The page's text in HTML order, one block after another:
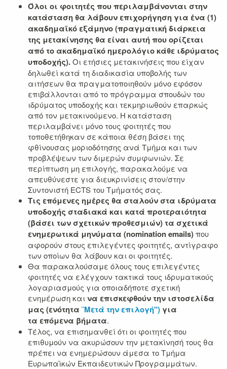
Όλοι οι φοιτητές που περιλαμβάνονται στην
κατάσταση θα λάβουν επιχορήγηση για ένα (1)
ακαδημαϊκό εξάμηνο (πραγματική διάρκεια
της μετακίνησης θα είναι αυτή που ορίζεται
από το ακαδημαϊκό ημερολόγιο κάθε ιδρύματος
υποδοχής).Οι ετήσιες μετακινήσεις που είχαν
δηλωθεί κατά τη διαδικασία υποβολής των
αιτήσεων θα πραγματοποιηθούν μόνο εφόσον
επιβάλλονται από το πρόγραμμα σπουδών του
ιδρύματος υποδοχής και τεκμηριωθούν επαρκώς
από τον μετακινούμενο. Η κατάσταση
περιλαμβάνει μόνο τους φοιτητές που
τοποθετήθηκαν σε κάποια θέση βάσει της
φθίνουσας μοριοδότησης ανά Τμήμα και των
προβλέψεων των διμερών συμφωνιών. Σε
περίπτωση μη επιλογής, παρακαλούμε να
απευθύνεστε για διευκρινίσεις στον/στην
Συντονιστή ECTS του Τμήματός σας.
Τις επόμενες ημέρες θα σταλούν στα ιδρύματα
υποδοχής σταδιακά και κατά προτεραιότητα
(βάσει των σχετικών προθεσμιών) τα σχετικά
ενημερωτικά μηνύματα (nomination emails)που
αφορούν στους επιλεγέντες φοιτητές, αντίγραφο
των οποίων θα λάβουν και οι φοιτητές.
Θα παρακαλούσαμε όλους τους επιλεγέντες
φοιτητές να ελέγχουν τακτικά τους ιδρυματικούς
λογαριασμούς για οποιαδήποτε σχετική
ενημέρωση και να επισκεφθούν την ιστοσελίδα
μας (ενότητα ¨Μετά την επιλογή") για
τα επόμενα βήματα.
Τέλος, να επισημανθεί ότι οι φοιτητές που
επιθυμούν να ακυρώσουν την μετακίνησή τους θα
πρέπει να ενημερώσουν άμεσα το Τμήμα
Ευρωπαϊκών Εκπαιδευτικών Προγραμμάτων.